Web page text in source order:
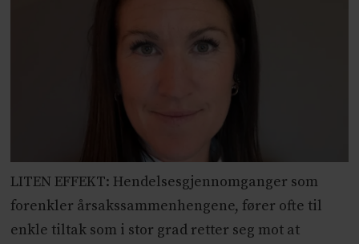
LITEN EFFEKT: Hendelsesgjennomganger som
forenkler årsakssammenhengene, fører ofte til
enkle tiltak som i stor grad retter seg mot at